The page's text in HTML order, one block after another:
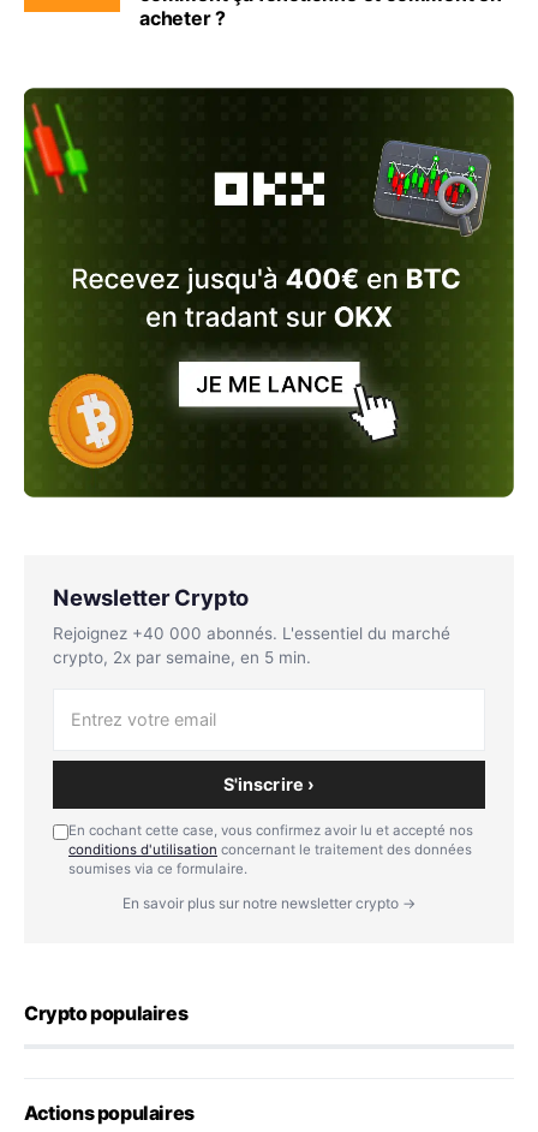
acheter ?
Newsletter Crypto
Rejoignez +40 000 abonnés. L'essentiel du marché
crypto, 2x par semaine, en 5 min.
S'inscrire ›
En cochant cette case, vous confirmez avoir lu et accepté nos
conditions d'utilisation concernant le traitement des données
soumises via ce formulaire.
En savoir plus sur notre newsletter crypto →
Crypto populaires
Actions populaires